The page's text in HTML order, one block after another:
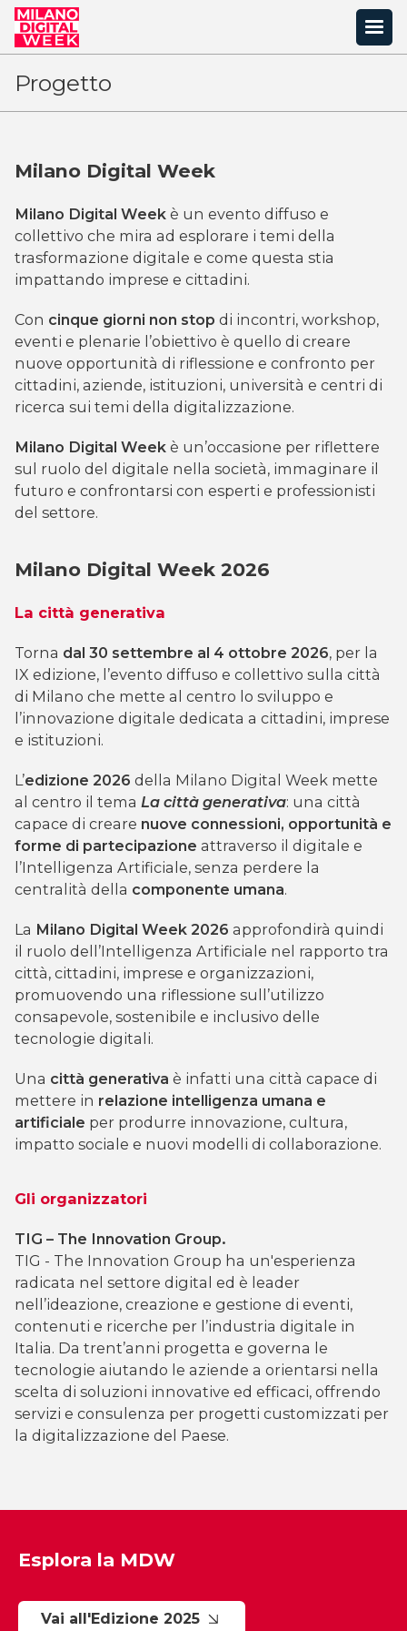
Progetto
Milano Digital Week
Milano Digital Week è un evento diffuso e
collettivo che mira ad esplorare i temi della
trasformazione digitale e come questa stia
impattando imprese e cittadini.
Con cinque giorni non stop di incontri, workshop,
eventi e plenarie l’obiettivo è quello di creare
nuove opportunità di riflessione e confronto per
cittadini, aziende, istituzioni, università e centri di
ricerca sui temi della digitalizzazione.
Milano Digital Week è un’occasione per riflettere
sul ruolo del digitale nella società, immaginare il
futuro e confrontarsi con esperti e professionisti
del settore.
Milano Digital Week 2026
La città generativa
Torna dal 30 settembre al 4 ottobre 2026, per la
IX edizione, l’evento diffuso e collettivo sulla città
di Milano che mette al centro lo sviluppo e
l’innovazione digitale dedicata a cittadini, imprese
e istituzioni.
L’edizione 2026 della Milano Digital Week mette
al centro il tema La città generativa: una città
capace di creare nuove connessioni, opportunità e
forme di partecipazione attraverso il digitale e
l’Intelligenza Artificiale, senza perdere la
centralità della componente umana.
La Milano Digital Week 2026 approfondirà quindi
il ruolo dell’Intelligenza Artificiale nel rapporto tra
città, cittadini, imprese e organizzazioni,
promuovendo una riflessione sull’utilizzo
consapevole, sostenibile e inclusivo delle
tecnologie digitali.
Una città generativa è infatti una città capace di
mettere in relazione intelligenza umana e
artificiale per produrre innovazione, cultura,
impatto sociale e nuovi modelli di collaborazione.
Gli organizzatori
TIG – The Innovation Group.
TIG - The Innovation Group ha un'esperienza
radicata nel settore digital ed è leader
nell’ideazione, creazione e gestione di eventi,
contenuti e ricerche per l’industria digitale in
Italia. Da trent’anni progetta e governa le
tecnologie aiutando le aziende a orientarsi nella
scelta di soluzioni innovative ed efficaci, offrendo
servizi e consulenza per progetti customizzati per
la digitalizzazione del Paese.
Esplora la MDW
Vai all'Edizione 2025